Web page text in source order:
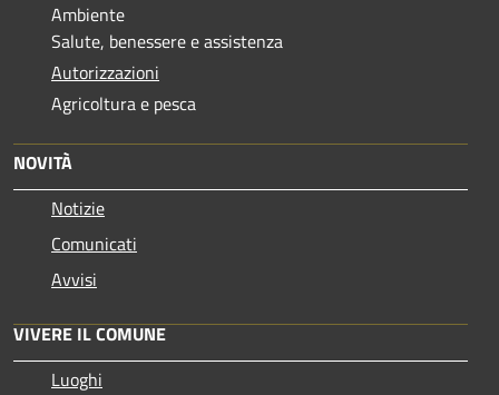
Ambiente
Salute, benessere e assistenza
Autorizzazioni
Agricoltura e pesca
NOVITÀ
Notizie
Comunicati
Avvisi
VIVERE IL COMUNE
Luoghi